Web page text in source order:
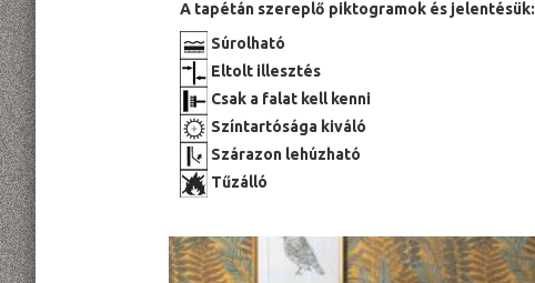
A tapétán szereplő piktogramok és jelentésük:
Súrolható
Eltolt illesztés
Csak a falat kell kenni
Színtartósága kiváló
Szárazon lehúzható
Tűzálló